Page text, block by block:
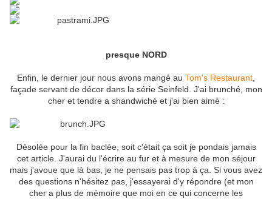
presque NORD
Enfin, le dernier jour nous avons mangé au Tom's Restaurant
façade servant de décor dans la série Seinfeld. J'ai brunché, mon
cher et tendre a shandwiché et j'ai bien aimé :
Désolée pour la fin baclée, soit c'était ça soit je pondais jamais
cet article. J'aurai du l'écrire au fur et à mesure de mon séjour
mais j'avoue que là bas, je ne pensais pas trop à ça. Si vous avez
des questions n'hésitez pas, j'essayerai d'y répondre (et mon
cher a plus de mémoire que moi en ce qui concerne les